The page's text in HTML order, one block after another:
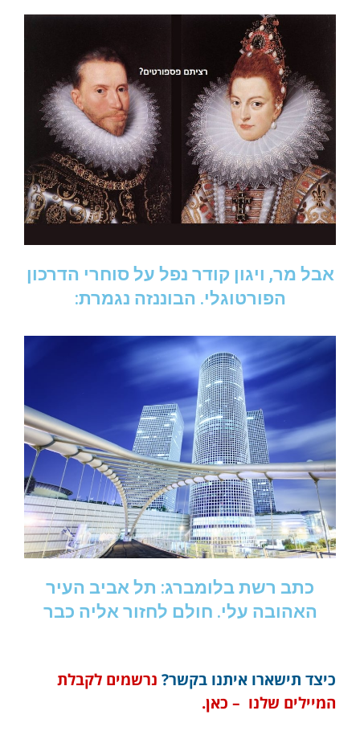
אבל מר, ויגון קודר נפל על סוחרי הדרכון
הפורטוגלי. הבוננזה נגמרת:
כתב רשת בלומברג: תל אביב העיר
האהובה עלי. חולם לחזור אליה כבר
כיצד תישארו איתנו בקשר? נרשמים לקבלת
המיילים שלנו – כאן.